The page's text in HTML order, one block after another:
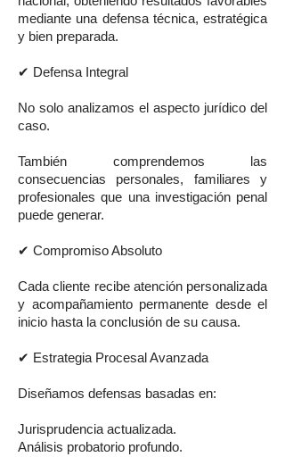
mediante una defensa técnica, estratégica
y bien preparada.
✔ Defensa Integral
No solo analizamos el aspecto jurídico del
caso.
También comprendemos las
consecuencias personales, familiares y
profesionales que una investigación penal
puede generar.
✔ Compromiso Absoluto
Cada cliente recibe atención personalizada
y acompañamiento permanente desde el
inicio hasta la conclusión de su causa.
✔ Estrategia Procesal Avanzada
Diseñamos defensas basadas en:
Jurisprudencia actualizada.
Análisis probatorio profundo.